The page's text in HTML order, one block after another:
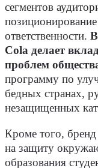
сегментов
ответственности.
Cola делает
проблем
программу по
бедных странах,
незащищенных
Кроме того, бренд
на защиту
образования